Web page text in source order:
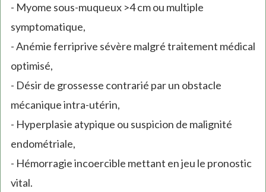
- Myome sous-muqueux >4 cm ou multiple
symptomatique,
- Anémie ferriprive sévère malgré traitement médical
optimisé,
- Désir de grossesse contrarié par un obstacle
mécanique intra-utérin,
- Hyperplasie atypique ou suspicion de malignité
endométriale,
- Hémorragie incoercible mettant en jeu le pronostic
vital.